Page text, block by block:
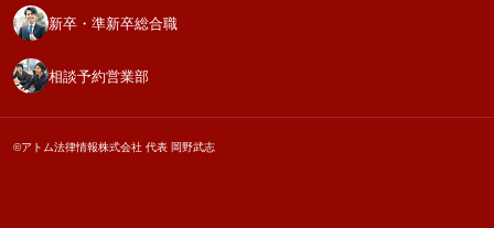
新卒・準新卒総合職
相談予約営業部
©アトム法律情報株式会社 代表 岡野武志